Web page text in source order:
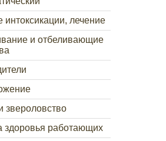
интоксикации, лечение
и отбеливающие
звероловство
здоровья работающих